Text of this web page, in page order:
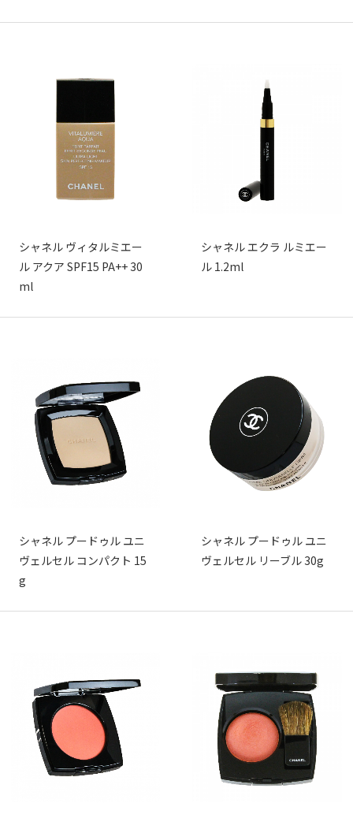
シャネル ヴィタルミエー
ル アクア SPF15 PA++ 30
ml
シャネル エクラ ルミエー
ル 1.2ml
シャネル プードゥル ユニ
ヴェルセル コンパクト 15
g
シャネル プードゥル ユニ
ヴェルセル リーブル 30g